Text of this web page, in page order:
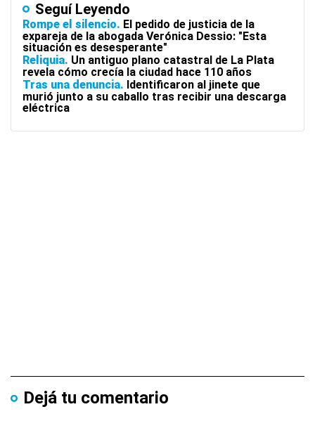
Seguí Leyendo
Rompe el silencio El pedido de justicia de la
expareja de la abogada Verónica Dessio: "Esta
situación es desesperante"
Reliquia Un antiguo plano catastral de La Plata
revela cómo crecía la ciudad hace 110 años
Tras una denuncia Identificaron al jinete que
murió junto a su caballo tras recibir una descarga
eléctrica
Dejá tu comentario